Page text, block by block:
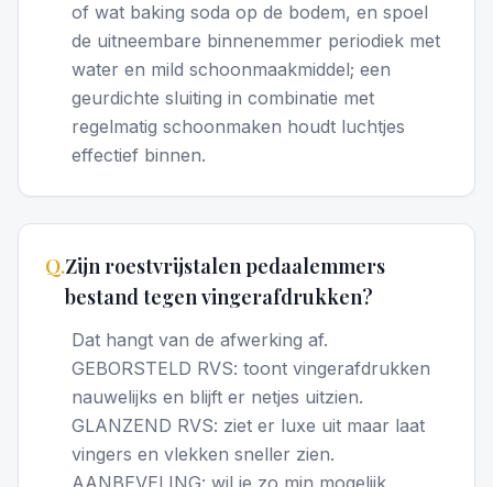
of wat baking soda op de bodem, en spoel
de uitneembare binnenemmer periodiek met
water en mild schoonmaakmiddel; een
geurdichte sluiting in combinatie met
regelmatig schoonmaken houdt luchtjes
effectief binnen.
Q.Zijn roestvrijstalen pedaalemmers
bestand tegen vingerafdrukken?
Dat hangt van de afwerking af.
GEBORSTELD RVS: toont vingerafdrukken
nauwelijks en blijft er netjes uitzien.
GLANZEND RVS: ziet er luxe uit maar laat
vingers en vlekken sneller zien.
AANBEVELING: wil je zo min mogelijk